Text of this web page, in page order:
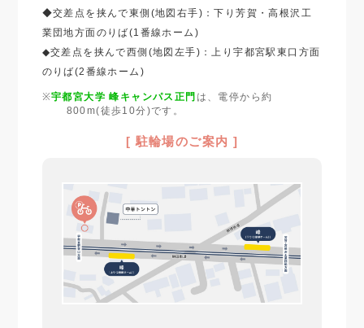
◆交差点を挟んで東側(地図右手)：下り芳賀・高根沢工
業団地方面のりば(1番線ホーム)
◆交差点を挟んで西側(地図左手)：上り宇都宮駅東口方面
のりば(2番線ホーム)
宇都宮大学 峰キャンパス正門 は、電停から約
800m(徒歩10分)です。
[ 駐輪場のご案内 ]